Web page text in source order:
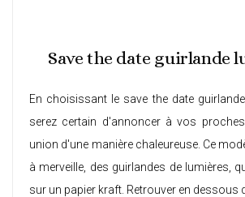
Save the date guirlande
En choisissant le save the date
serez certain d'annoncer à vos
union d'une manière chaleureuse. Ce
à merveille, des guirlandes de lumières,
sur un papier kraft. Retrouver en dessous